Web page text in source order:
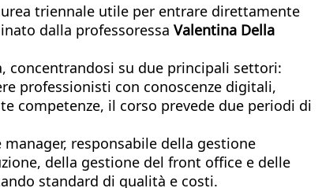
triennale utile per entrare direttamente
dalla professoressa Valentina Della
concentrandosi su due principali settori:
professionisti con conoscenze digitali,
competenze, il corso prevede due periodi di
responsabile della gestione
della gestione del front office e delle
standard di qualità e costi.